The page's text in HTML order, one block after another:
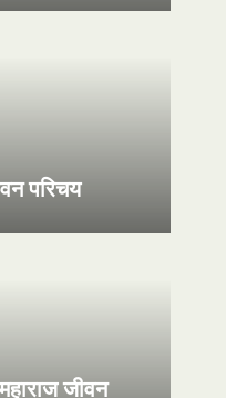
परिचय
जीवन